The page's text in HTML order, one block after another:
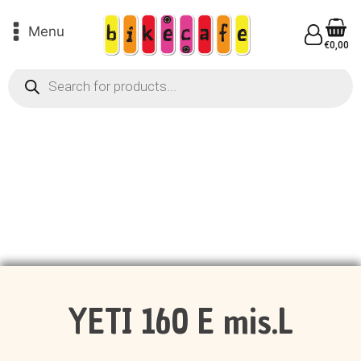
Menu
€0,00
Products
search
YETI 160 E mis.L